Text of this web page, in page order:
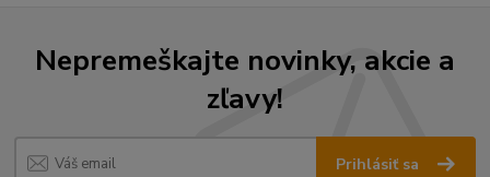
Nepremeškajte novinky, akcie a
zľavy!
Prihlásiť sa